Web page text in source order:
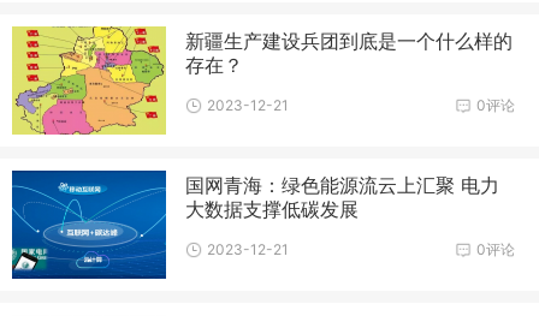
新疆生产建设兵团到底是一个什么样的
存在？
0评论
2023-12-21
国网青海：绿色能源流云上汇聚 电力
大数据支撑低碳发展
0评论
2023-12-21